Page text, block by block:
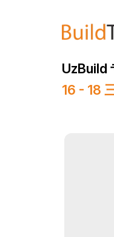
UzBuild
16 - 18